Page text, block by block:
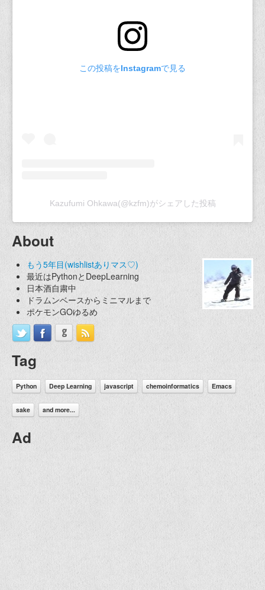
この投稿をInstagramで見る
Kazufumi Ohkawa(@kzfm)がシェアした投稿
About
もう5年目(wishlistありマス♡)
最近はPythonとDeepLearning
日本酒自粛中
ドラムンベースからミニマルまで
ポケモンGOゆるめ
Tag
Python Deep Learning javascript chemoinformatics Emacs
sake and more...
Ad